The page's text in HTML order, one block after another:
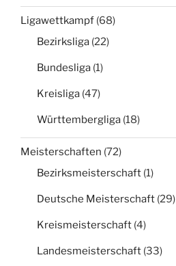
Ligawettkampf (68)
Bezirksliga (22)
Bundesliga (1)
Kreisliga (47)
Württembergliga (18)
Meisterschaften (72)
Bezirksmeisterschaft (1)
Deutsche Meisterschaft (29)
Kreismeisterschaft (4)
Landesmeisterschaft (33)